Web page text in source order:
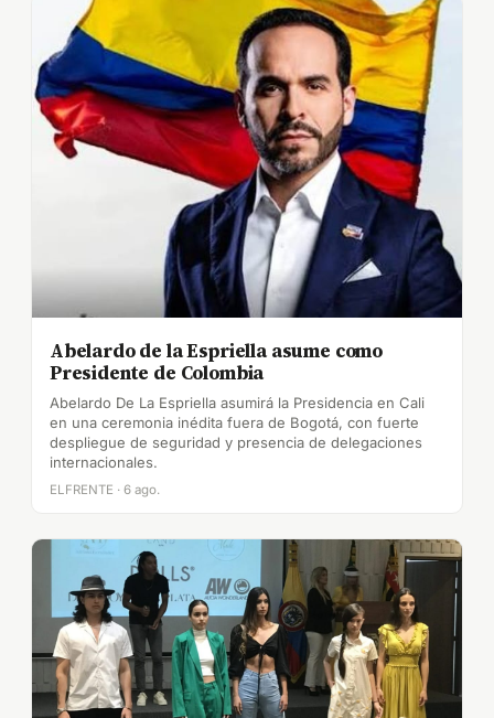
Abelardo de la Espriella asume como
Presidente de Colombia
Abelardo De La Espriella asumirá la Presidencia en Cali
en una ceremonia inédita fuera de Bogotá, con fuerte
despliegue de seguridad y presencia de delegaciones
internacionales.
ELFRENTE · 6 ago.